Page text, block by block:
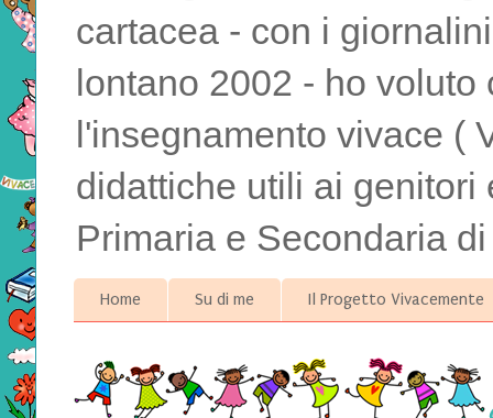
cartacea - con i
lontano 2002 - ho
l'insegnamento vivace (
didattiche utili ai
Primaria e Secondaria
Home Su di me Il Progetto Vivacemente